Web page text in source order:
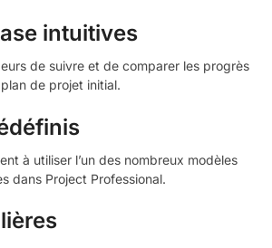
intuitives
de suivre et de comparer les progrès
de projet initial.
à utiliser l’un des nombreux modèles
dans Project Professional.